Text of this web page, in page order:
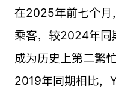
在2025年前七个月
乘客，较2024年同
成为历史上第二繁
2019年同期相比，